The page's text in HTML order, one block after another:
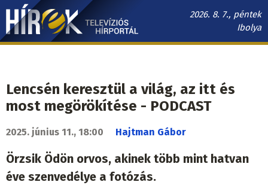
Ugrás
tartalomra
2026. 8. 7., péntek
Ibolya
Hírek.sk
Lencsén keresztül a világ, az itt és
most megörökítése - PODCAST
2025. június 11., 18:00 Hajtman Gábor
Örzsik Ödön orvos, akinek több mint hatvan
éve szenvedélye a fotózás.